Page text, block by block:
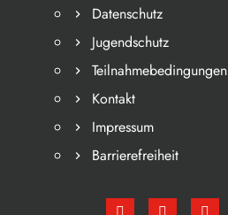
Datenschutz
Jugendschutz
Teilnahmebedingungen
Kontakt
Impressum
Barrierefreiheit